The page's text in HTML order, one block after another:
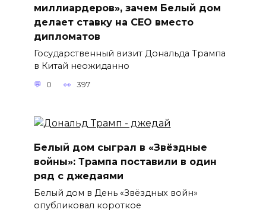
миллиардеров», зачем Белый дом
делает ставку на CEO вместо
дипломатов
Государственный визит Дональда Трампа
в Китай неожиданно
0 397
Белый дом сыграл в «Звёздные
войны»: Трампа поставили в один
ряд с джедаями
Белый дом в День «Звёздных войн»
опубликовал короткое